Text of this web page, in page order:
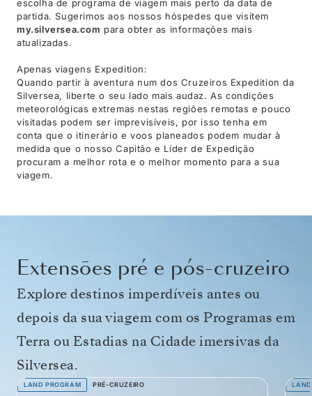
escolha de programa de viagem mais perto da data de
partida. Sugerimos aos nossos hóspedes que visitem
my.silversea.com para obter as informações mais
atualizadas.
Apenas viagens Expedition:
Quando partir à aventura num dos Cruzeiros Expedition da
Silversea, liberte o seu lado mais audaz. As condições
meteorológicas extremas nestas regiões remotas e pouco
visitadas podem ser imprevisíveis, por isso tenha em
conta que o itinerário e voos planeados podem mudar à
medida que o nosso Capitão e Líder de Expedição
procuram a melhor rota e o melhor momento para a sua
viagem.
Extensões pré e pós-cruzeiro
Explore destinos imperdíveis antes ou
depois da sua viagem com os Programas em
Terra ou Estadias na Cidade imersivas da
Silversea.
LAND PROGRAM PRÉ-CRUZEIRO